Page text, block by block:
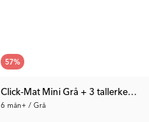
57%
Click-Mat Mini Grå + 3 tallerkener
6 mån+ / Grå